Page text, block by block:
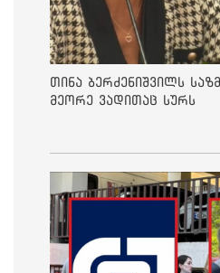
თინა ბერძენიშვილს
მეორე ვადითაც სურს